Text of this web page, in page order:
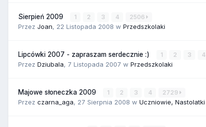
Sierpień 2009 1 2 3 4 2506
Przez Joan, 22 Listopada 2008 w Przedszkolaki
Lipcówki 2007 - zapraszam serdecznie :) 1 2 3 4
Przez Dziubala, 7 Listopada 2007 w Przedszkolaki
Majowe słoneczka 2009 1 2 3 4 2729
Przez czarna_aga, 27 Sierpnia 2008 w Uczniowie, Nastolatki